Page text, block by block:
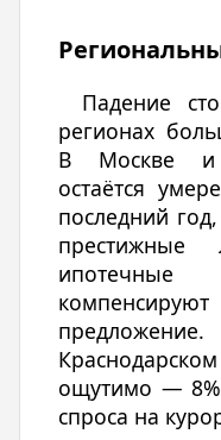
Падение
регионах
В Москве и
остаётся
последний
престижные
ощутимо —
спроса на